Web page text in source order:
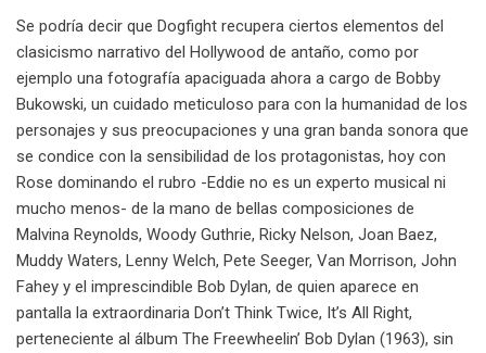
Se podría decir que Dogfight recupera ciertos elementos del
clasicismo narrativo del Hollywood de antaño, como por
ejemplo una fotografía apaciguada ahora a cargo de Bobby
Bukowski, un cuidado meticuloso para con la humanidad de los
personajes y sus preocupaciones y una gran banda sonora que
se condice con la sensibilidad de los protagonistas, hoy con
Rose dominando el rubro -Eddie no es un experto musical ni
mucho menos- de la mano de bellas composiciones de
Malvina Reynolds, Woody Guthrie, Ricky Nelson, Joan Baez,
Muddy Waters, Lenny Welch, Pete Seeger, Van Morrison, John
Fahey y el imprescindible Bob Dylan, de quien aparece en
pantalla la extraordinaria Don’t Think Twice, It’s All Right,
perteneciente al álbum The Freewheelin’ Bob Dylan (1963), sin